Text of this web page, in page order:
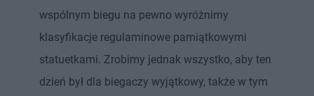
wspólnym biegu na pewno wyróżnimy
klasyfikacje regulaminowe pamiątkowymi
statuetkami. Zrobimy jednak wszystko, aby ten
dzień był dla biegaczy wyjątkowy, także w tym